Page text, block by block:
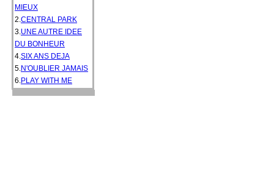
MIEUX
2.CENTRAL PARK
3.UNE AUTRE IDEE
DU BONHEUR
4.SIX ANS DEJA
5.N'OUBLIER JAMAIS
6.PLAY WITH ME